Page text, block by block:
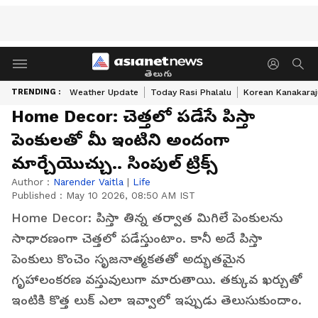
తెలుగు
TRENDING : Weather Update Today Rasi Phalalu Korean
Home Decor: చెత్త‌లో ప‌డేసే పిస్తా
పెంకుల‌తో మీ ఇంటిని అందంగా
మార్చేయొచ్చు.. సింపుల్ ట్రిక్స్
Author : Narender Vaitla | Life
Published : May 10 2026, 08:50 AM IST
Home Decor: పిస్తా తిన్న తర్వాత మిగిలే పెంకులను
సాధారణంగా చెత్తలో పడేస్తుంటాం. కానీ అదే పిస్తా
పెంకులు కొంచెం సృజనాత్మకతతో అద్భుతమైన
గృహాలంకరణ వస్తువులుగా మారుతాయి. తక్కువ ఖర్చుతో
ఇంటికి కొత్త లుక్ ఎలా ఇవ్వాలో ఇప్పుడు తెలుసుకుందాం.